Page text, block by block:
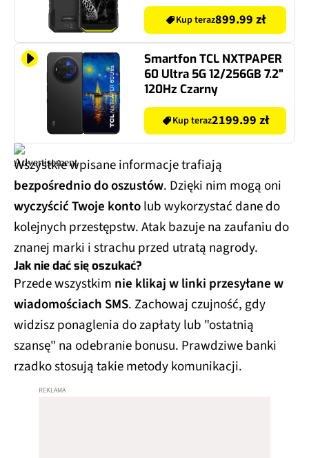
Kup teraz899.99 zł
Smartfon TCL NXTPAPER
60 Ultra 5G 12/256GB 7.2"
120Hz Czarny
Kup teraz2199.99 zł
Wszystkie wpisane informacje trafiają
bezpośrednio do oszustów. Dzięki nim mogą oni
wyczyścić Twoje kontolub wykorzystać dane do
kolejnych przestępstw. Atak bazuje na zaufaniu do
znanej marki i strachu przed utratą nagrody.
Jak nie dać się oszukać?
Przede wszystkim nie klikaj w linki przesyłane w
wiadomościach SMS. Zachowaj czujność, gdy
widzisz ponaglenia do zapłaty lub "ostatnią
szansę" na odebranie bonusu. Prawdziwe banki
rzadko stosują takie metody komunikacji.